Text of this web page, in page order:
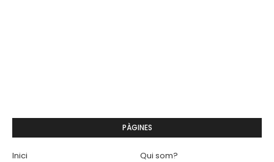
PÀGINES
Inici
Qui som?